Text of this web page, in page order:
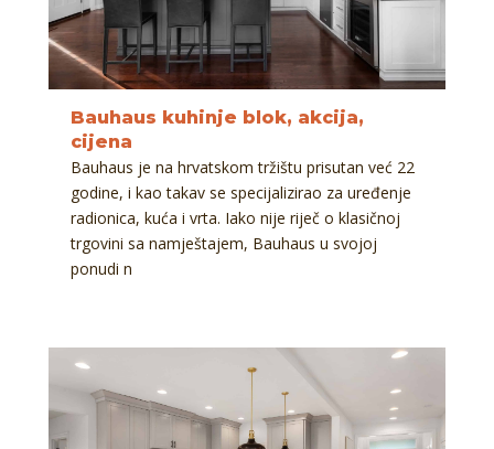
Bauhaus kuhinje blok, akcija,
cijena
Bauhaus je na hrvatskom tržištu prisutan već 22
godine, i kao takav se specijalizirao za uređenje
radionica, kuća i vrta. Iako nije riječ o klasičnoj
trgovini sa namještajem, Bauhaus u svojoj
ponudi n